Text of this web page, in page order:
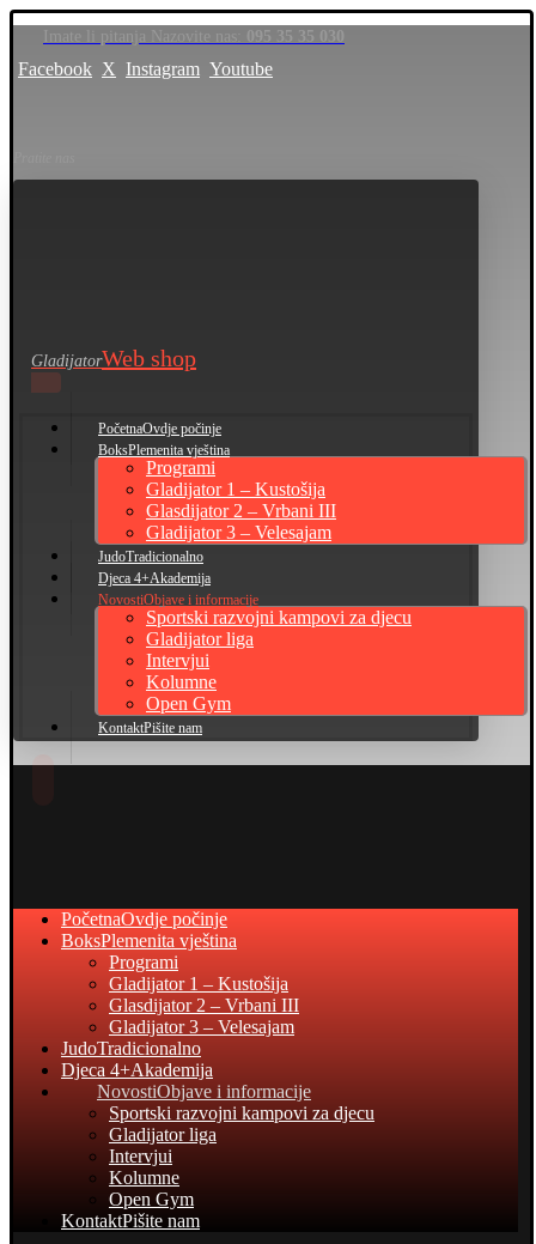
Imate li pitanja Nazovite nas: 095 35 35 030
Facebook X Instagram Youtube
GladijatorWeb shop
PočetnaOvdje počinje
BoksPlemenita vještina
Programi
Gladijator 1 – Kustošija
Glasdijator 2 – Vrbani III
Gladijator 3 – Velesajam
JudoTradicionalno
Djeca 4+Akademija
NovostiObjave i informacije
Sportski razvojni kampovi za djecu
Gladijator liga
Intervjui
Kolumne
Open Gym
KontaktPišite nam
PočetnaOvdje počinje
BoksPlemenita vještina
Programi
Gladijator 1 – Kustošija
Glasdijator 2 – Vrbani III
Gladijator 3 – Velesajam
JudoTradicionalno
Djeca 4+Akademija
NovostiObjave i informacije
Sportski razvojni kampovi za djecu
Gladijator liga
Intervjui
Kolumne
Open Gym
KontaktPišite nam